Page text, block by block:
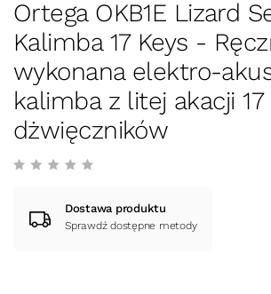
Ortega OKB1E Lizard
Kalimba 17 Keys -
wykonana elektro-
kalimba z litej akacji 17
dżwięczników
Dostawa produktu
Sprawdź dostępne metody